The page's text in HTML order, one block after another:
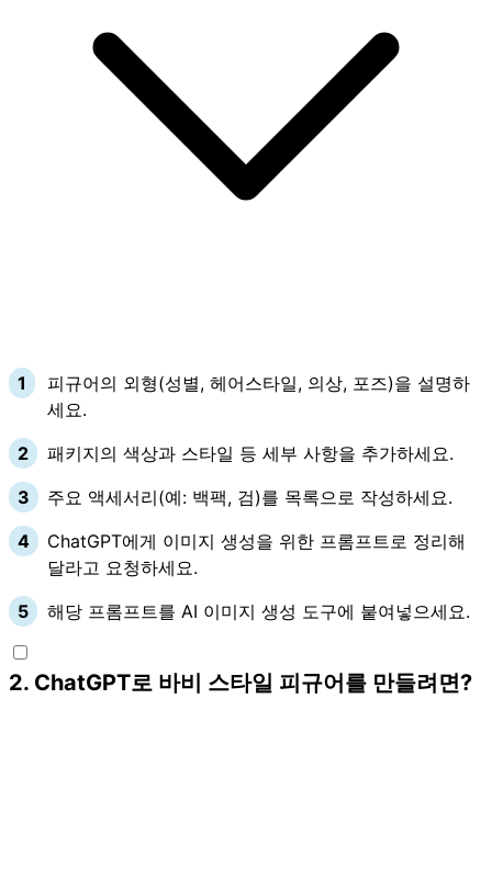
피규어의 외형(성별, 헤어스타일, 의상, 포즈)을 설명하
세요.
패키지의 색상과 스타일 등 세부 사항을 추가하세요.
주요 액세서리(예: 백팩, 검)를 목록으로 작성하세요.
ChatGPT에게 이미지 생성을 위한 프롬프트로 정리해
달라고 요청하세요.
해당 프롬프트를 AI 이미지 생성 도구에 붙여넣으세요.
2. ChatGPT로 바비 스타일 피규어를 만들려면?